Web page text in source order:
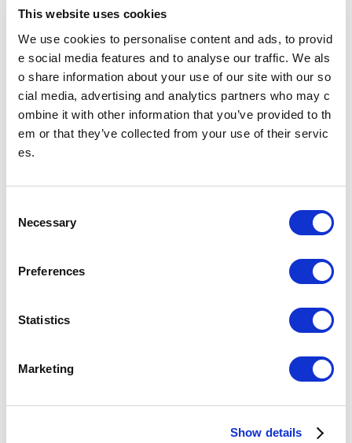
This website uses cookies
We use cookies to personalise content and ads, to provid
e social media features and to analyse our traffic. We als
o share information about your use of our site with our so
cial media, advertising and analytics partners who may c
ombine it with other information that you’ve provided to th
em or that they’ve collected from your use of their servic
es.
Necessary
Preferences
Statistics
Marketing
Show details
PDFファイルをご覧いただく
にはAdobe® Reader®が必要
です。
Adobe® Reader®のダウン
ロード
2024年
2022年